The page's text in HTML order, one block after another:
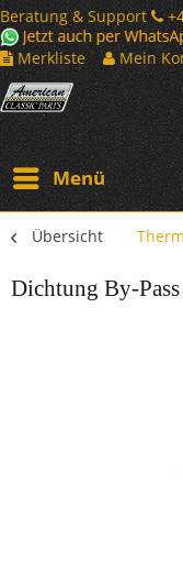
Beratung & Support
Merkliste
Mein
Menü
Übersicht
Dichtung By-